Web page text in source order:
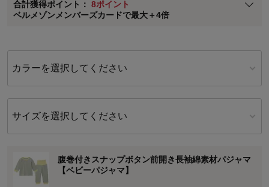
合計獲得ポイント： 8ポイント
ベルメゾンメンバーズカードで最大＋4倍
※メンバーズカードの加算ポイントはステージ倍率適用前の基本ポイント
に対して適用されます。
カラーを選択してください
サイズを選択してください
腹巻付きスナップボタン前開き長袖綿素材パジャマ
【ベビーパジャマ】